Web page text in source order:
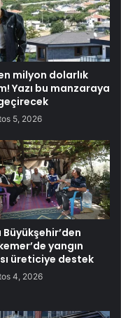
milyon dolarlık
Yazı bu manzaraya
5, 2026
Büyükşehir’den
yangın
üreticiye destek
4, 2026